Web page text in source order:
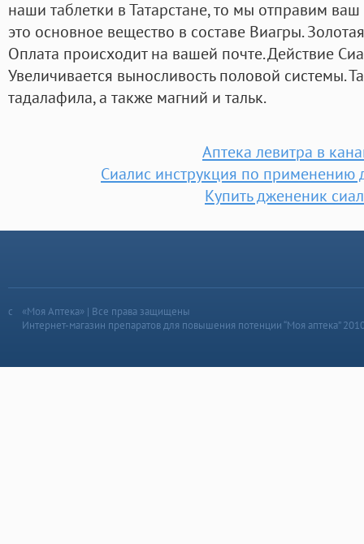
наши таблетки в Татарстане, то мы отправим
это основное вещество в составе Виагры.
Оплата происходит на вашей почте. Действие
Увеличивается выносливость половой системы.
тадалафила, а также магний и тальк.
Аптека левитра в
Сиалис инструкция по применению
Купить джененик
«Моя Аптека» | Все права защищены
Интернет-магазин препаратов для повышения потенции “Моя аптека”